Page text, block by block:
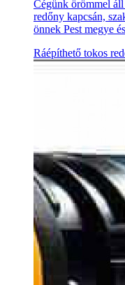
Cégünk örömmel áll
redőny kapcsán,
önnek Pest megye
Ráépíthető tokos